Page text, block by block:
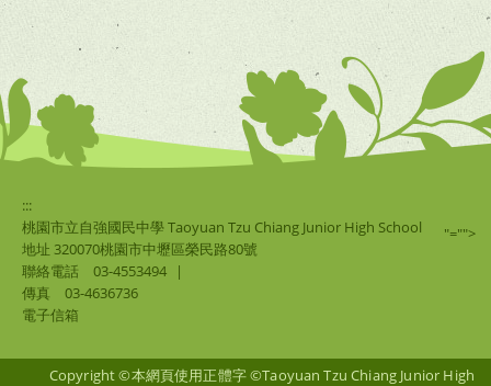
:::
桃園市立自強國民中學 Taoyuan Tzu Chiang Junior High School
地址 320070桃園市中壢區榮民路80號
聯絡電話
03-4553494
|
傳真
03-4636736
電子信箱
"="">
Copyright ©本網頁使用正體字 ©Taoyuan Tzu Chiang Junior High